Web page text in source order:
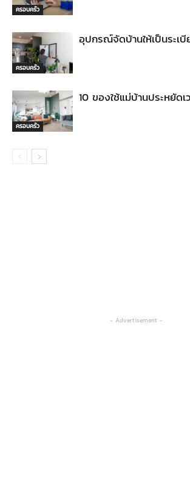
ครอบครัว
ครอบครัว
อุปกรณ์จัดบ้านให้เป็นระเ
ครอบครัว
10 ของใช้แม่บ้านประหยัดเ
- Advertisement -